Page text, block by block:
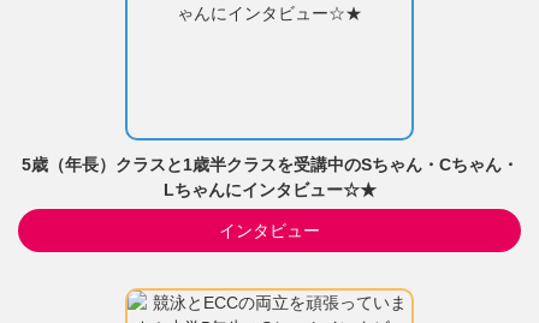
5歳（年長）クラスと1歳半クラスを受講中のSちゃん・Cちゃん・
Lちゃんにインタビュー☆★
インタビュー